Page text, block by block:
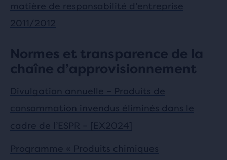
matière de responsabilité d’entreprise
2011/2012
Normes et transparence de la
chaîne d’approvisionnement
Divulgation annuelle – Produits de
consommation invendus éliminés dans le
cadre de l’ESPR – [EX2024]
Programme « Produits chimiques